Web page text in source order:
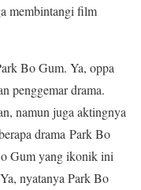
membintangi film
Bo Gum. Ya, oppa
penggemar drama.
namun juga aktingnya
drama Park Bo
Gum yang ikonik ini
nyatanya Park Bo